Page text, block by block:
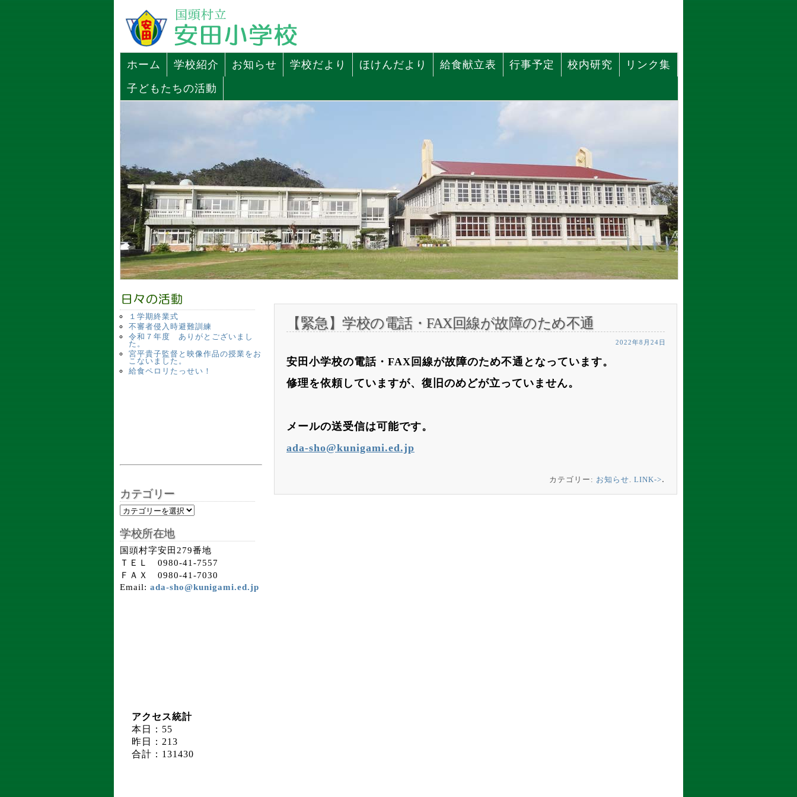
ホーム 学校紹介 お知らせ 学校だより ほけんだより 給食献立表 行事予定 校内研究
リンク集
子どもたちの活動
【緊急】学校の電話・FAX回線が故障のため不通
2022年8月24日
安田小学校の電話・FAX回線が故障のため不通となっています。
修理を依頼していますが、復旧のめどが立っていません。
メールの送受信は可能です。
ada-sho@kunigami.ed.jp
カテゴリー: お知らせ. LINK->.
１学期終業式
不審者侵入時避難訓練
令和７年度 ありがとございまし
た。
宮平貴子監督と映像作品の授業をお
こないました。
給食ペロリたっせい！
カテゴリー
カテゴリー
学校所在地
国頭村字安田279番地
ＴＥＬ 0980-41-7557
ＦＡＸ 0980-41-7030
Email: ada-sho@kunigami.ed.jp
アクセス統計
本日：55
昨日：213
合計：131430